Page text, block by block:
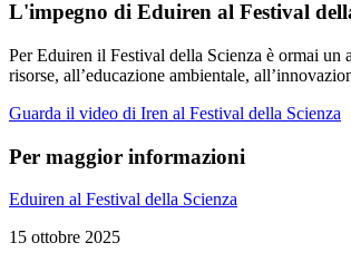
L'impegno di Eduiren al Festival
Per Eduiren il Festival della Scienza è ormai un
risorse, all’educazione ambientale,
Guarda il video di Iren al Festival della Scienza
Per maggior informazioni
Eduiren al Festival della Scienza
15 ottobre 2025